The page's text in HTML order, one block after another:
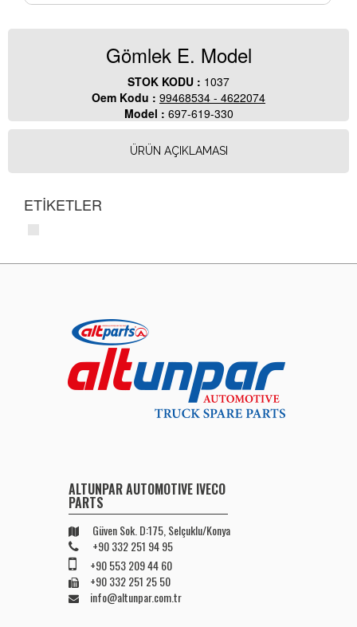
Gömlek E. Model
STOK KODU : 1037
Oem Kodu : 99468534 - 4622074
Model : 697-619-330
ÜRÜN AÇIKLAMASI
ETİKETLER
ALTUNPAR AUTOMOTIVE IVECO
PARTS
Güven Sok. D:175, Selçuklu/Konya
+90 332 251 94 95
+90 553 209 44 60
+90 332 251 25 50
info@altunpar.com.tr